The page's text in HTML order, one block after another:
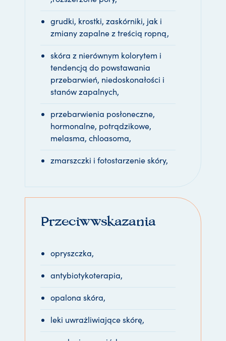
grudki, krostki, zaskórniki, jak i
zmiany zapalne z treścią ropną,
skóra z nierównym kolorytem i
tendencją do powstawania
przebarwień, niedoskonałości i
stanów zapalnych,
przebarwienia posłoneczne,
hormonalne, potrądzikowe,
melasma, chloasoma,
zmarszczki i fotostarzenie skóry,
Przeciwwskazania
opryszczka,
antybiotykoterapia,
opalona skóra,
leki uwrażliwiające skórę,